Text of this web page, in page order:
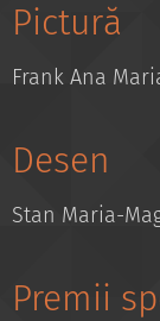
Pictură
Frank Ana
Desen
Stan Maria-
Premii